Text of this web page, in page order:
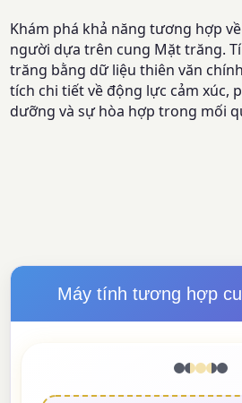
Khám phá khả năng tương hợp
người dựa trên cung Mặt trăng.
trăng bằng dữ liệu thiên văn
tích chi tiết về động lực cảm xúc,
dưỡng và sự hòa hợp trong mối
Máy tính tương hợp